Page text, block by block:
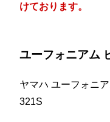
けております。
ユーフォニアム
ヤマハ ユーフォニ
321S